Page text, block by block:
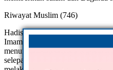
Riwayat Muslim (746)
Hadis di atas adalah sebahagian
Imam al-Nawawi Rahimahullah
menunjukkan kepada
selepas melakukan witir dan